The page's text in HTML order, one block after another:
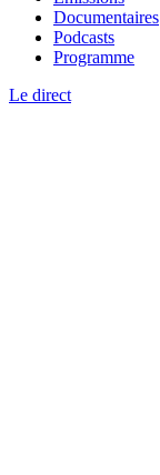
Documentaires
Podcasts
Programme
Le direct